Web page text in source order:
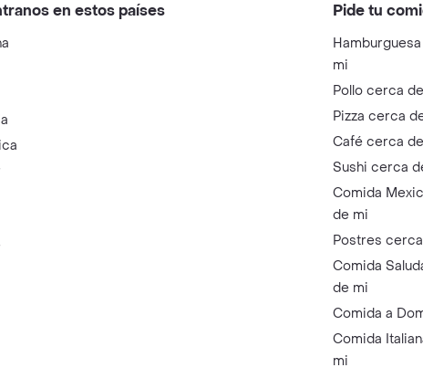
en estos países Pide tu
mi
Pollo cerca
Pizza cerca
Café cerca
Sushi cerca
Comida
de mi
Postres
Comida
de mi
Comida a
Comida
mi